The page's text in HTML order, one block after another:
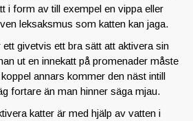
i form av till exempel en vippa eller
leksaksmus som katten kan jaga.
ett givetvis ett bra sätt att aktivera sin
ut en innekatt på promenader måste
annars kommer den näst intill
fortare än man hinner säga mjau.
katter är med hjälp av vatten i